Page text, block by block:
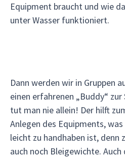
Equipment braucht und wie
unter Wasser funktioniert.
Dann werden wir in Gruppen
einen erfahrenen „Buddy“
tut man nie allein! Der hilft
Anlegen des Equipments,
leicht zu handhaben ist, denn
auch noch Bleigewichte.